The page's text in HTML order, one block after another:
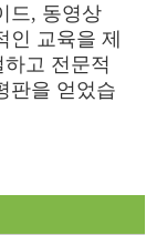
드, 동영상
인 교육을 제
고 전문적
판을 얻었습